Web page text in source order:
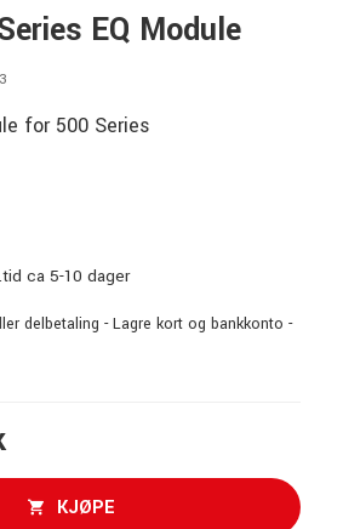
EQ Module
for 500 Series
ca 5-10 dager
delbetaling - Lagre kort og bankkonto -
KJØPE